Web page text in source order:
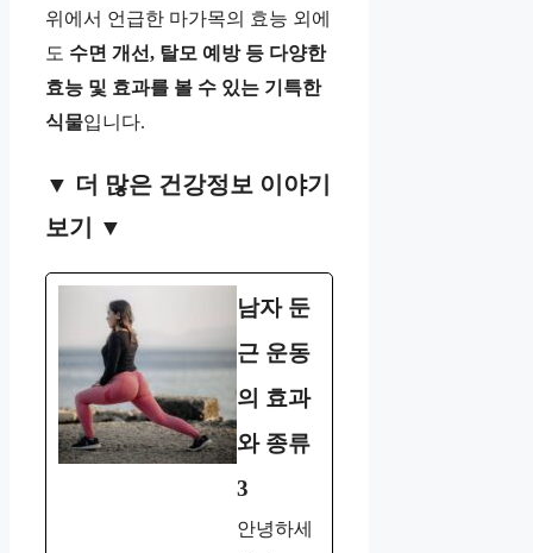
위에서 언급한 마가목의 효능 외에
도 수면 개선, 탈모 예방 등 다양한
효능 및 효과를 볼 수 있는 기특한
식물입니다.
▼ 더 많은 건강정보 이야기
보기 ▼
남자 둔
근 운동
의 효과
와 종류
3
안녕하세